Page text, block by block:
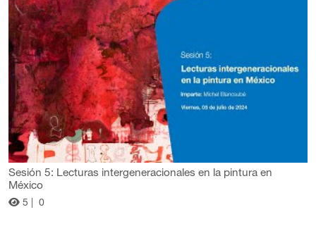
Sesión 5: Lecturas intergeneracionales en la pintura en
México
5 | 0